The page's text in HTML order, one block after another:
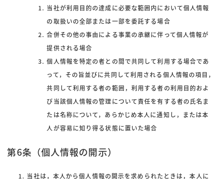
当社が利用目的の達成に必要な範囲内において個人情報
の取扱いの全部または一部を委託する場合
合併その他の事由による事業の承継に伴って個人情報が
提供される場合
個人情報を特定の者との間で共同して利用する場合であ
って，その旨並びに共同して利用される個人情報の項目，
共同して利用する者の範囲，利用する者の利用目的およ
び当該個人情報の管理について責任を有する者の氏名ま
たは名称について，あらかじめ本人に通知し，または本
人が容易に知り得る状態に置いた場合
第6条（個人情報の開示）
当社は，本人から個人情報の開示を求められたときは，本人に